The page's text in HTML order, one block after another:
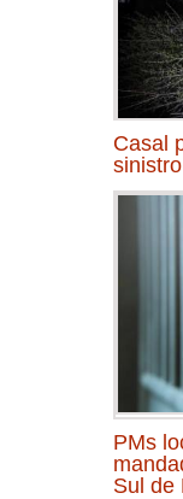
Casal
PMs
Sul de